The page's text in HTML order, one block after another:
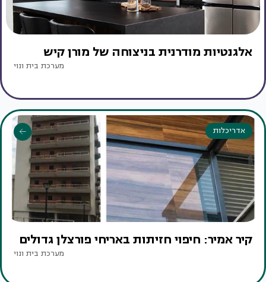
אלגנטיות מודרנית בניצוחה של מורן קיש
מערכת בית ונוי
אדריכלות
קיר אמיר: חיפוי חזיתות באריחי פורצלן גדולים
מערכת בית ונוי